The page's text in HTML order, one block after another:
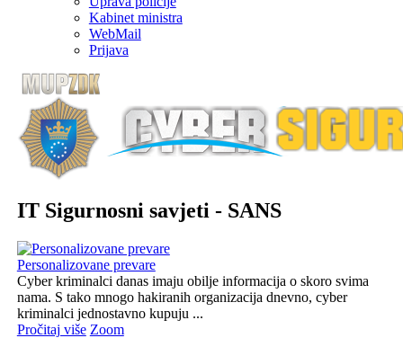
Kabinet ministra
WebMail
Prijava
IT Sigurnosni savjeti - SANS
Personalizovane prevare
Cyber kriminalci danas imaju obilje informacija o skoro svima
nama. S tako mnogo hakiranih organizacija dnevno, cyber
kriminalci jednostavno kupuju ...
Pročitaj više Zoom